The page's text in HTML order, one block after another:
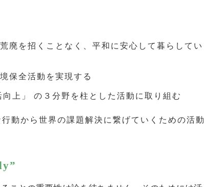
廃を招くことなく、平和に安心して暮らしてい
保全活動を実現する
上」 の３分野を柱とした活動に取り組む
動から世界の課題解決に繋げていくための活動